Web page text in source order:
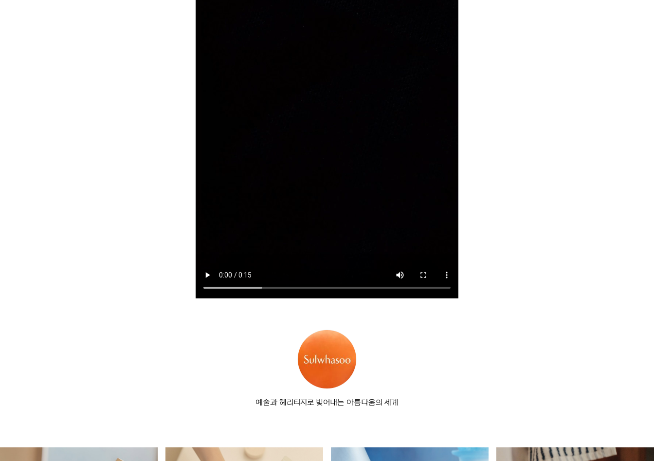
예술과 헤리티지로 빚어내는 아름다움의 세계